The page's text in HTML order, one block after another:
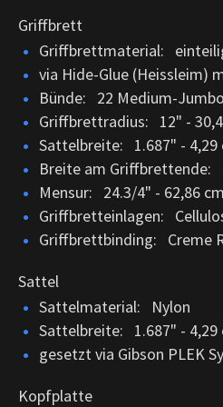
Griffbrett
Griffbrettmaterial:
via Hide-Glue (Heissleim)
Bünde: 22 Medium-Jumbo
Griffbrettradius: 12" -
Sattelbreite: 1.687" - 4,29
Breite am Griffbrettende:
Mensur: 24.3/4" - 62,86 cm
Griffbretteinlagen:
Griffbrettbinding: Creme
Sattel
Sattelmaterial: Nylon
Sattelbreite: 1.687" - 4,29
gesetzt via Gibson PLEK
Kopfplatte